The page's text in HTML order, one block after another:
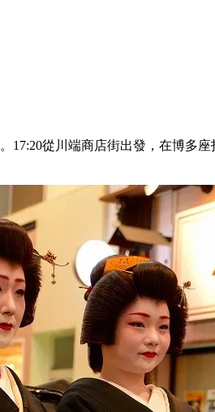
17:20從川端商店街出發，在博多